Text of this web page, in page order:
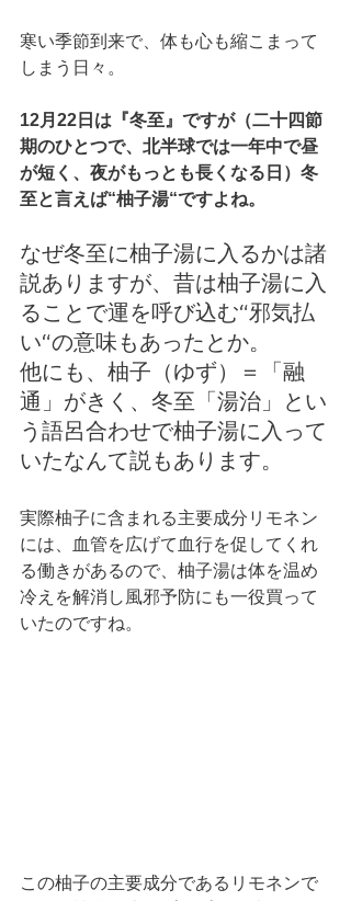
寒い季節到来で、体も心も縮こまって
しまう日々。
12月22日は『冬至』ですが（二十四節
期のひとつで、北半球では一年中で昼
が短く、夜がもっとも長くなる日）冬
至と言えば“柚子湯“ですよね。
なぜ冬至に柚子湯に入るかは諸
説ありますが、昔は柚子湯に入
ることで運を呼び込む“邪気払
い“の意味もあったとか。
他にも、柚子（ゆず）＝「融
通」がきく、冬至「湯治」とい
う語呂合わせで柚子湯に入って
いたなんて説もあります。
実際柚子に含まれる主要成分リモネン
には、血管を広げて血行を促してくれ
る働きがあるので、柚子湯は体を温め
冷えを解消し風邪予防にも一役買って
いたのですね。
この柚子の主要成分であるリモネンで